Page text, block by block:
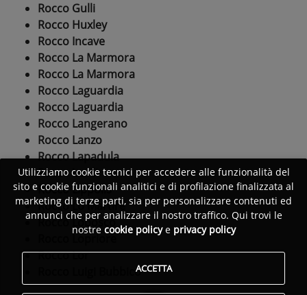
Rocco Gulli
Rocco Huxley
Rocco Incave
Rocco La Marmora
Rocco La Marmora
Rocco Laguardia
Rocco Laguardia
Rocco Langerano
Rocco Lanzo
Rocco Lapadula
Rocco Lardi
Rocco Lippolis
Rocco Lo Martire
Rocco Lobosco
Rocco Lor
Rocco Luigi Bubbico
Utilizziamo cookie tecnici per accedere alle funzionalità del
sito e cookie funzionali analitici e di profilazione finalizzata al
marketing di terze parti, sia per personalizzare contenuti ed
annunci che per analizzare il nostro traffico. Qui trovi le
nostre cookie policye privacy policy
ACCETTA